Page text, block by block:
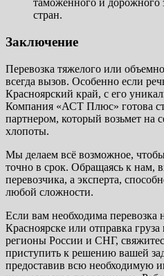
таможенного и дорожного
стран.
Заключение
Перевозка тяжелого или
всегда вызов. Особенно если
Красноярский край, с его
Компания «АСТ Плюс» готова
партнером, который возьмет на
хлопоты.
Мы делаем всё возможное,
точно в срок. Обращаясь к нам,
перевозчика, а эксперта,
любой сложности.
Если вам необходима перевозка
Красноярске или отправка
регионы России и СНГ,
приступить к решению вашей
предоставив всю необходимую